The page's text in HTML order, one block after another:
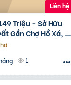
Triệu – Sở Hữu
Gần Chợ Hồ Xá, Cơ
Rẻ Hiếm Có!
1
Liên hệ